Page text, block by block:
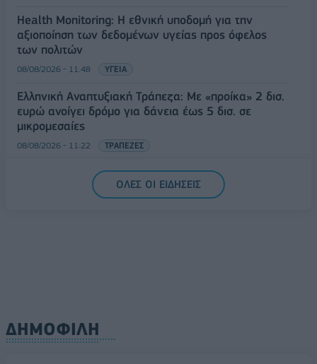
Health Monitoring: Η εθνική υποδομή για την
αξιοποίηση των δεδομένων υγείας προς όφελος
των πολιτών
08/08/2026 - 11:48 ΥΓΕΙΑ
Ελληνική Αναπτυξιακή Τράπεζα: Με «προίκα» 2 δισ.
ευρώ ανοίγει δρόμο για δάνεια έως 5 δισ. σε
μικρομεσαίες
08/08/2026 - 11:22 ΤΡΑΠΕΖΕΣ
5G παντού, 6G στον ορίζοντα: Πού βρίσκεται η
Ελλάδα στη μεγάλη τεχνολογική μετάβαση
ΟΛΕΣ ΟΙ ΕΙΔΗΣΕΙΣ
ΔΗΜΟΦΙΛΗ